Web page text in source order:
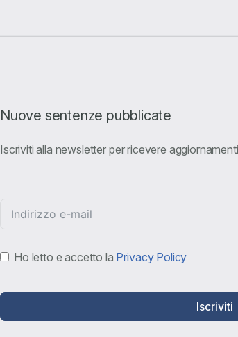
Nuove sentenze pubblicate
Iscriviti alla newsletter per ricevere
Ho letto e accetto la Privacy Policy
Iscriviti